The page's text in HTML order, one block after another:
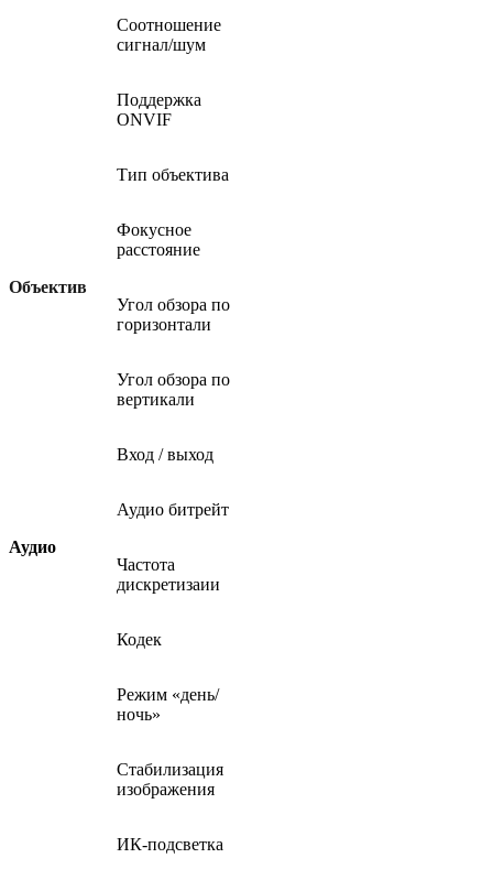
Соотношение
сигнал/шум
Поддержка
ONVIF
Объектив
Тип объектива
Фокусное
расстояние
Угол обзора по
горизонтали
Угол обзора по
вертикали
Аудио
Вход / выход
Аудио битрейт
Частота
дискретизаии
Кодек
Режим «день/
ночь»
Стабилизация
изображения
ИК-подсветка